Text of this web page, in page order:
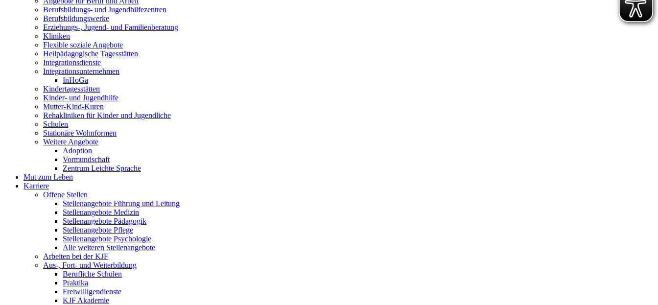
Berufsbildungs- und Jugendhilfezentren
Berufsbildungswerke
Erziehungs-, Jugend- und Familienberatung
Kliniken
Flexible soziale Angebote
Heilpädagogische Tagesstätten
Integrationsdienste
Integrationsunternehmen
InHoGa
Kindertagesstätten
Kinder- und Jugendhilfe
Mutter-Kind-Kuren
Rehakliniken für Kinder und Jugendliche
Schulen
Stationäre Wohnformen
Weitere Angebote
Adoption
Vormundschaft
Zentrum Leichte Sprache
Mut zum Leben
Karriere
Offene Stellen
Stellenangebote Führung und Leitung
Stellenangebote Medizin
Stellenangebote Pädagogik
Stellenangebote Pflege
Stellenangebote Psychologie
Alle weiteren Stellenangebote
Arbeiten bei der KJF
Aus-, Fort- und Weiterbildung
Berufliche Schulen
Praktika
Freiwilligendienste
KJF Akademie